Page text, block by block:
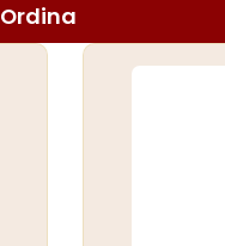
Ordina